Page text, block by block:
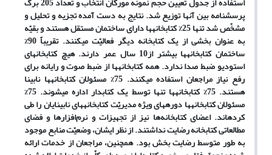
پرسشنامه بین آنها توزیع شد. نتایج به دست آمده تجزیه و تحلیل و
مشخّص شد تنها 25% کتابخانه‎ها دارای ساختمان مستقل هستند و بقیّه
به عنوان بخشی از یک کتابخانه دیگر فعالیّت می‏کنند. تقریباً 90%
ساختمان کتابخانه‏ها بیشتر از10 سال عمر دارند. هیچ کتابخانه‎ای
استودیو ضبط صدا ندارد. همه کتابخانه‏ها از ضبط صوت و رایانه برای
رفع نیاز مراجعان استفاده می‏کنند. 75% مسئولان کتابخانه‏ها نابینا
هستند. 75% کتابخانه‏ها تنها توسط یک کتابدار اداره می‏شوند. 75%
مسئولان کتابخانه‏ها دوره‏های ویژه مدیریّت کتابخانه‏های نابینایان را طی
کرده‏اند. اعضای کتابخانه‌ها نیز از تجهیزات و نرم‌افزارها و فضای
مطالعاتی کتابخانه رضایت نداشتند. از نظر ایشان، وضعیّت منابع موجود
به طور متوسط رضایت بخش بود. همچنین، مراجعان از خدمات ارائه